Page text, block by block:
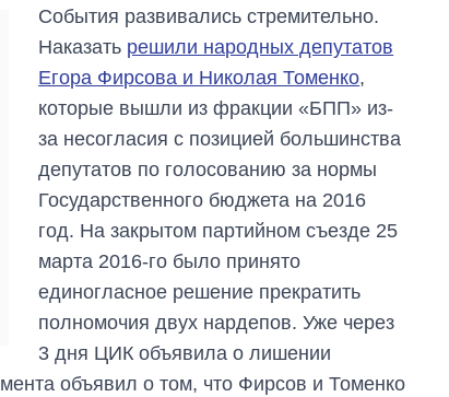
События развивались стремительно.
Наказать решили народных депутатов
Егора Фирсова и Николая Томенко,
которые вышли из фракции «БПП» из-
за несогласия с позицией большинства
депутатов по голосованию за нормы
Государственного бюджета на 2016
год. На закрытом партийном съезде 25
марта 2016-го было принято
единогласное решение прекратить
полномочия двух нардепов. Уже через
3 дня ЦИК объявила о лишении
объявил о том, что Фирсов и Томенко